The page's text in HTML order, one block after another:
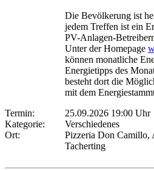
Die Bevölkerung ist
jedem Treffen ist ein
PV-Anlagen-
Unter der Homepage
können monatliche
Energietipps des
besteht dort die
mit dem
Termin:
25.09.2026 19:00 Uhr
Kategorie:
Verschiedenes
Ort:
Pizzeria Don Camillo,
Tacherting